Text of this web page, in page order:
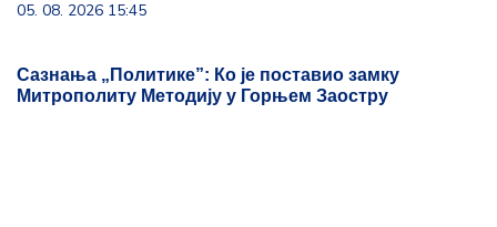
05. 08. 2026 15:45
Сазнања „Политике”: Ко је поставио замку
Митрополиту Методију у Горњем Заостру